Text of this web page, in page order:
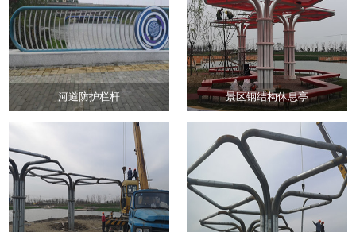
河道防护栏杆 景区钢结构休息亭